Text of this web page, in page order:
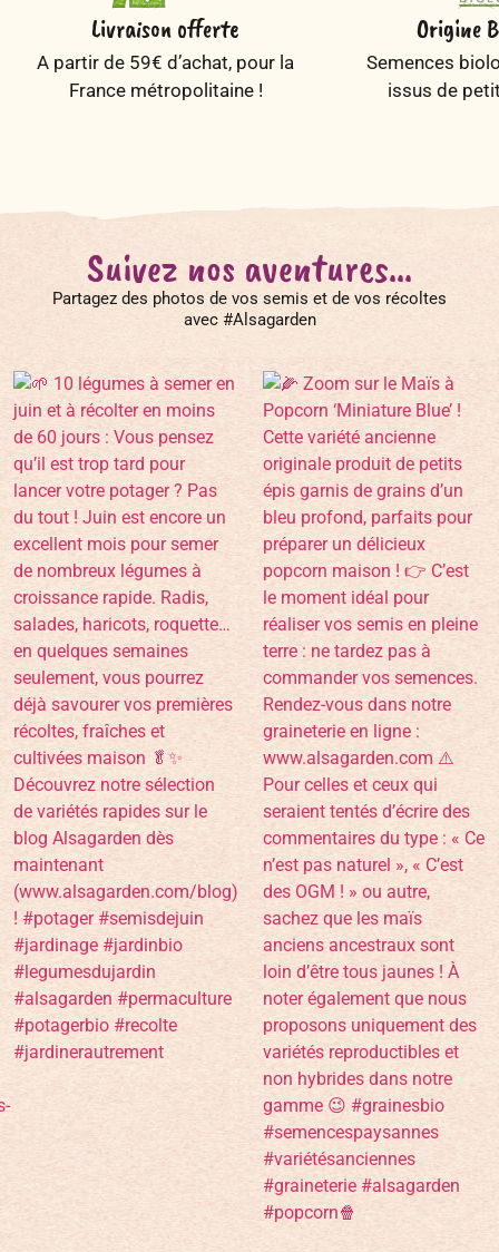
Livraison offerte
A partir de 59€ d’achat, pour la
France métropolitaine !
Origine
Semences
issus de
Suivez nos aventures...
Partagez des photos de vos semis et de vos récoltes
avec #Alsagarden